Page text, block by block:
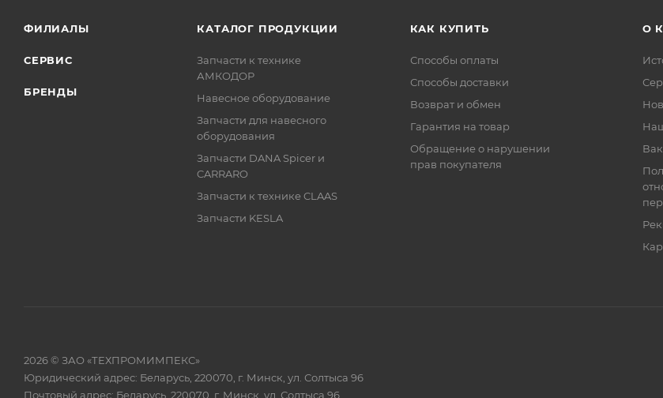
ФИЛИАЛЫ
СЕРВИС
БРЕНДЫ
КАТАЛОГ ПРОДУКЦИИ
Запчасти к технике
АМКОДОР
Навесное оборудование
Запчасти для навесного
оборудования
Запчасти DANA Spicer и
CARRARO
Запчасти к технике CLAAS
Запчасти KESLA
КАК КУПИТЬ
Способы оплаты
Способы доставки
Возврат и обмен
Гарантия на товар
Обращение о нарушении
прав покупателя
О
2026 © ЗАО «ТЕХПРОМИМПЕКС»
Юридический адрес: Беларусь, 220070, г. Минск, ул. Солтыса 96
Почтовый адрес: Беларусь, 220070, г. Минск, ул. Солтыса 96,